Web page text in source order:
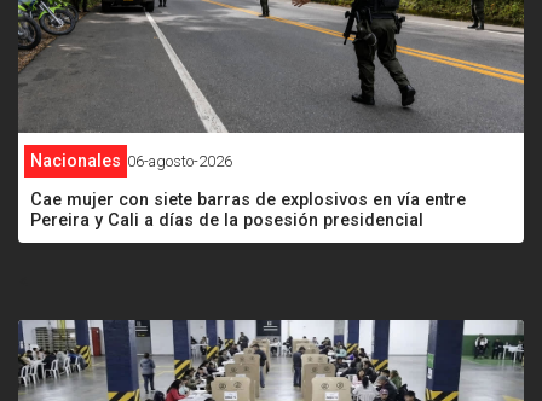
Nacionales 06-agosto-2026
Cae mujer con siete barras de explosivos en vía entre
Pereira y Cali a días de la posesión presidencial